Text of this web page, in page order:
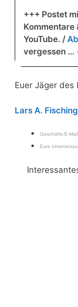
+++ Postet
Kommentare
YouTube. /
vergessen …
Euer Jäger des
Lars A.
Geschäfts-E-
Eure